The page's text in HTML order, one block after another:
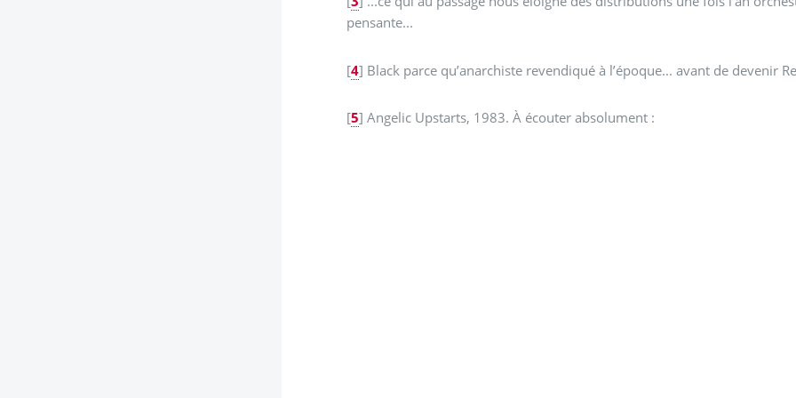
pensante...
[4] Black parce qu’anarchiste revendiqué à l’époque... avant de devenir
[5]Angelic Upstarts, 1983. À écouter absolument :